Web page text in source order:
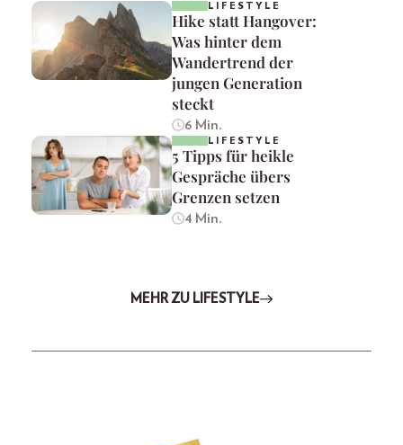
LIFESTYLE
Hike statt Hangover:
Was hinter dem
Wandertrend der
jungen Generation
steckt
6 Min.
LIFESTYLE
5 Tipps für heikle
Gespräche übers
Grenzen setzen
4 Min.
MEHR ZU LIFESTYLE